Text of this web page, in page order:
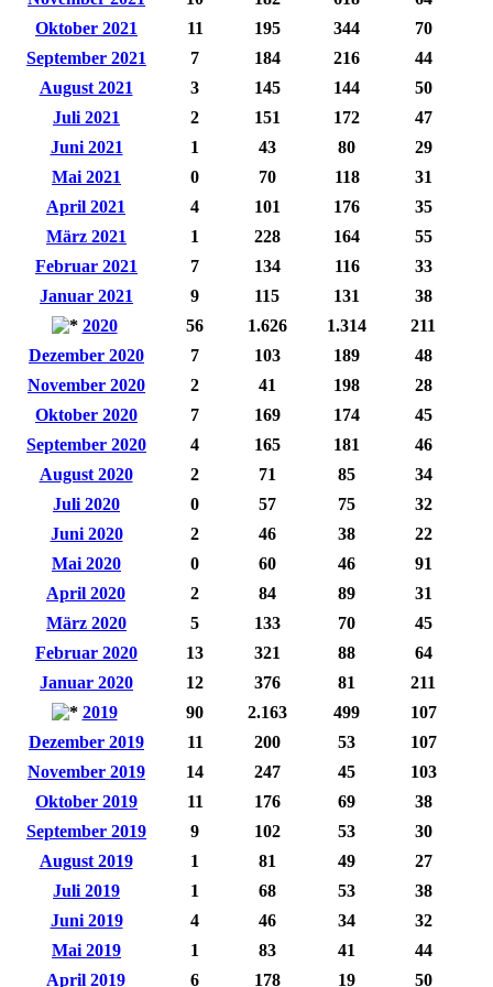
Oktober 2021
11 195 344
70
September 2021
7 184 216
44
August 2021
3 145 144
50
Juli 2021
2 151 172
47
Juni 2021
1 43 80
29
Mai 2021
0 70 118
31
April 2021
4 101 176
35
März 2021
1 228 164
55
Februar 2021
7 134 116
33
Januar 2021
9 115 131
38
2020
56 1.626 1.314
211
Dezember 2020
7 103 189
48
November 2020
2 41 198
28
Oktober 2020
7 169 174
45
September 2020
4 165 181
46
August 2020
2 71 85
34
Juli 2020
0 57 75
32
Juni 2020
2 46 38
22
Mai 2020
0 60 46
91
April 2020
2 84 89
31
März 2020
5 133 70
45
Februar 2020
13 321 88
64
Januar 2020
12 376 81
211
2019
90 2.163 499
107
Dezember 2019
11 200 53
107
November 2019
14 247 45
103
Oktober 2019
11 176 69
38
September 2019
9 102 53
30
August 2019
1 81 49
27
Juli 2019
1 68 53
38
Juni 2019
4 46 34
32
Mai 2019
1 83 41
44
April 2019
6 178 19 50